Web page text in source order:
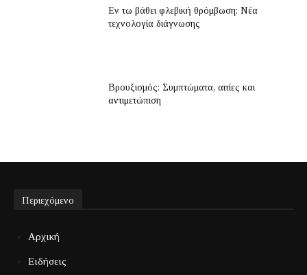
Εν τω βάθει φλεβική θρόμβωση: Νέα
τεχνολογία διάγνωσης
Βρουξισμός: Συμπτώματα, αιτίες και
αντιμετώπιση
Περιεχόμενο
Αρχική
Ειδήσεις